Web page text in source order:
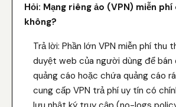
Hỏi: Mạng riêng ảo (VPN) miễn
không?
Trả lời: Phần lớn VPN miễn phí thu
duyệt web của người dùng để bán
quảng cáo hoặc chứa quảng cáo
cung cấp VPN trả phí uy tín có